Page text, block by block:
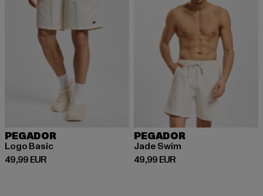
PEGADOR
Logo Basic
49,99 EUR
Prix courant: 49,99 EUR
PEGADOR
Jade Swim
49,99 EUR
Prix courant: 49,99 EUR